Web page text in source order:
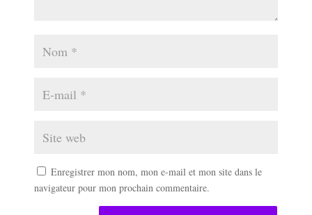
Enregistrer mon nom, mon e-mail et mon site dans le
navigateur pour mon prochain commentaire.